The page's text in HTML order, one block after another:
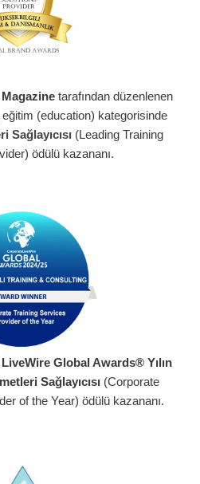
tarafından düzenlenen
eğitim (education) kategorisinde
(Leading Training
ödülü kazananı.
Global Awards® Yılın
Sağlayıcısı (Corporate
of the Year) ödülü kazananı.